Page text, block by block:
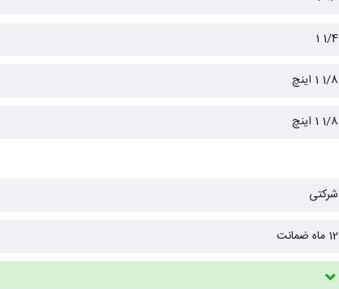
1/4 1
1/8 1 اینچ
1/8 1 اینچ
شرکتی
12 ماه ضمانت